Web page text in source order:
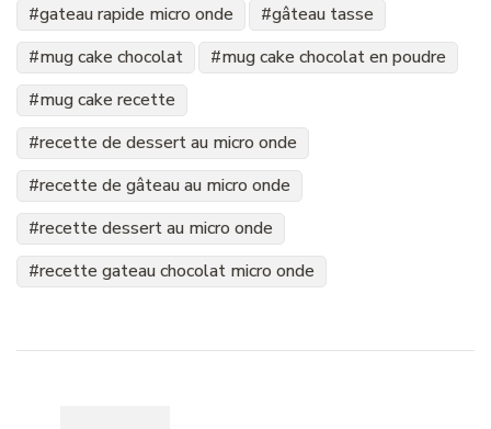
gateau rapide micro onde
gâteau tasse
mug cake chocolat
mug cake chocolat en poudre
mug cake recette
recette de dessert au micro onde
recette de gâteau au micro onde
recette dessert au micro onde
recette gateau chocolat micro onde